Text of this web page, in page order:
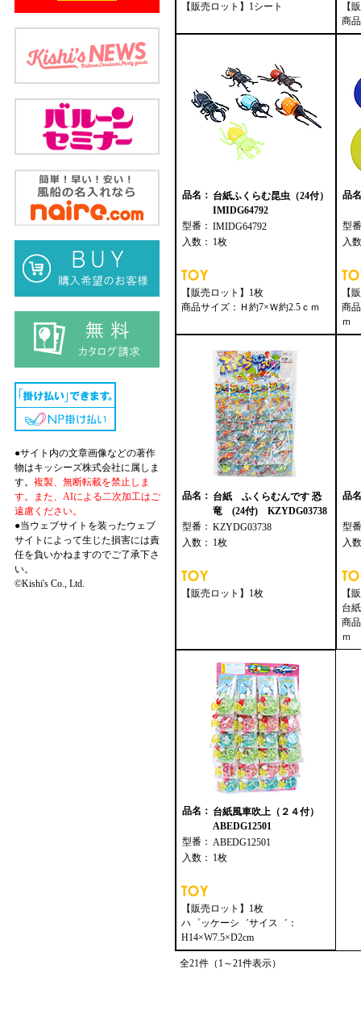
●サイト内の文章画像などの著作
物はキッシーズ株式会社に属しま
す。 複製、無断転載を禁止しま
す。また、AIによる二次加工はご
遠慮ください。
●当ウェブサイトを装ったウェブ
サイトによって生じた損害には責
任を負いかねますのでご了承下さ
い。
©Kishi's Co., Ltd.
【販売ロット】1シート
【
商
品名： 台紙ふくらむ昆虫（24付）
IMIDG64792
型番： IMIDG64792
入数： 1枚
【販売ロット】1枚
商品サイズ：Ｈ約7×Ｗ約2.5ｃｍ
品
型
入
【
商
ｍ
品名： 台紙 ふくらむんです 恐
竜 (24付) KZYDG03738
型番： KZYDG03738
入数： 1枚
【販売ロット】1枚
品
型
入
【
台
商
ｍ
品名： 台紙風車吹上（２４付）
ABEDG12501
型番： ABEDG12501
入数： 1枚
【販売ロット】1枚
ハ゜ッケーシ゛サイス゛：
H14×W7.5×D2cm
全21件（1～21件表示）